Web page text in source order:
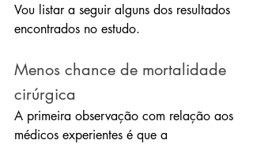
Vou listar a seguir alguns dos resultados
encontrados no estudo.
Menos chance de mortalidade
cirúrgica
A primeira observação com relação aos
médicos experientes é que a